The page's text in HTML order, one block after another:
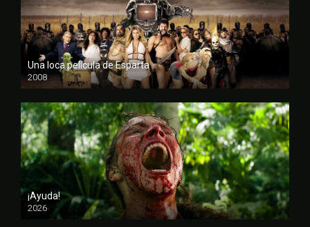
Una loca película de Esparta
2008
FULL HD
¡Ayuda!
2026
CAM